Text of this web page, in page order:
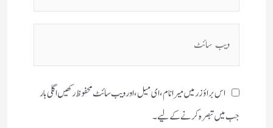
اس براؤزر میں میرا نام، ای میل، اور ویب سائٹ محفوظ رکھیں اگلی بار
جب میں تبصرہ کرنے کےلیے۔